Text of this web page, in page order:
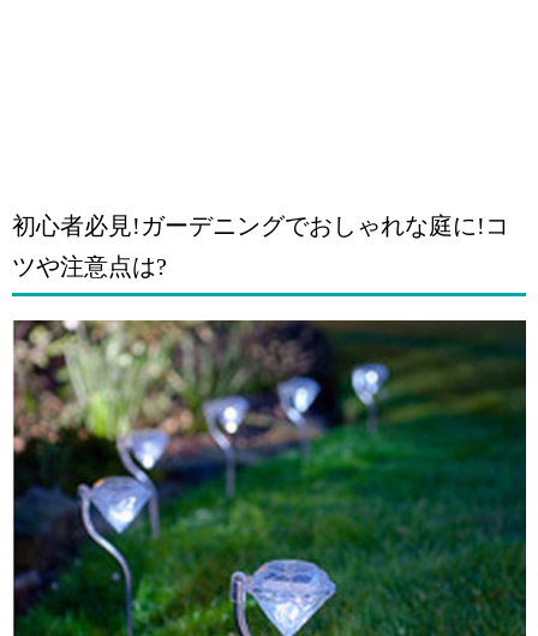
初心者必見!ガーデニングでおしゃれな庭に!コ
ツや注意点は?